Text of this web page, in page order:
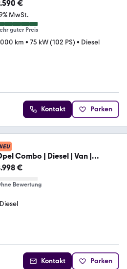
€
MwSt.
guter Preis
km • 75 kW (102 PS) • Diesel
Kontakt Parken
Combo | Diesel | Van |
€
Bewertung
Diesel
Kontakt Parken